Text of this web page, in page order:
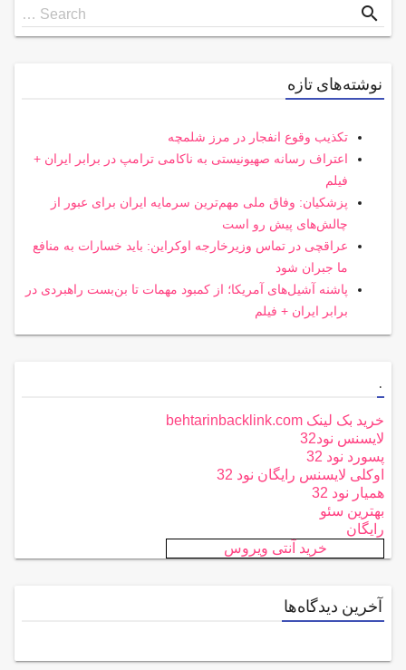
Search
for
Search … search
نوشته‌های تازه
تکذیب وقوع انفجار در مرز شلمچه
اعتراف رسانه صهیونیستی به ناکامی ترامپ در برابر ایران +
فیلم
پزشکیان: وفاق ملی مهم‌ترین سرمایه ایران برای عبور از
چالش‌های پیش رو است
عراقچی در تماس وزیرخارجه اوکراین: باید خسارات به منافع
ما جبران شود
پاشنه آشیل‌های آمریکا؛ از کمبود مهمات تا بن‌بست راهبردی در
برابر ایران + فیلم
.
خرید بک لینک behtarinbacklink.com
لایسنس نود32
پسورد نود 32
اوکلی لایسنس رایگان نود 32
همیار نود 32
بهترین سئو
رایگان
خرید آنتی ویروس
آخرین دیدگاه‌ها